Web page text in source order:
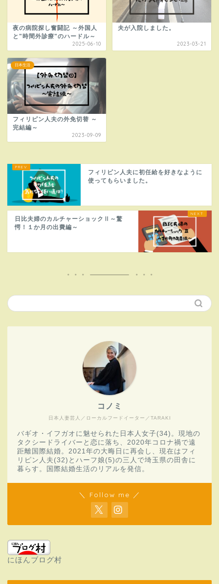
夜の病院探し奮闘記 ～外国人
と"時間外診療"のハードル～
2025-06-10
夫が入院しました。
2023-03-21
日本生活
フィリピン人夫の外免切替 ～
完結編～
2023-09-09
フィリピン人夫に初任給を好きなように
使ってもらいました。
日比夫婦のカルチャーショックⅡ～驚
愕！１か月の出費編～
日本人妻芸人／ローカルフードイーター／TARAKI
コノミ
バギオ・イフガオに魅せられた日本人女子(34)。現地の
タクシードライバーと恋に落ち、2020年コロナ禍で遠
距離国際結婚。2021年の大晦日に再会し、現在はフィ
リピン人夫(32)とハーフ娘(5)の三人で埼玉県の田舎に
暮らす。国際結婚生活のリアルを発信。
＼ Follow me ／
にほんブログ村